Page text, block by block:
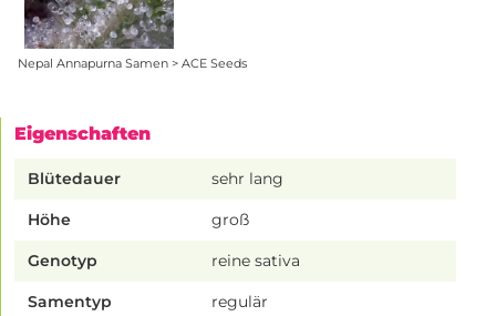
Nepal Annapurna Samen > ACE Seeds
Eigenschaften
Blütedauer sehr lang
Höhe groß
Genotyp reine sativa
Samentyp regulär